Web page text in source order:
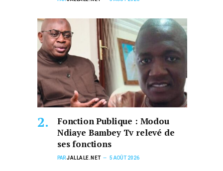
Fonction Publique : Modou
Ndiaye Bambey Tv relevé de
ses fonctions
PARJALLALE.NET 5 AOÛT 2026